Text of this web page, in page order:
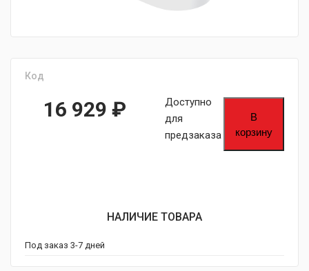
Код
16 929 ₽
Доступно
для
предзаказа
В
корзину
НАЛИЧИЕ ТОВАРА
Под заказ 3-7 дней